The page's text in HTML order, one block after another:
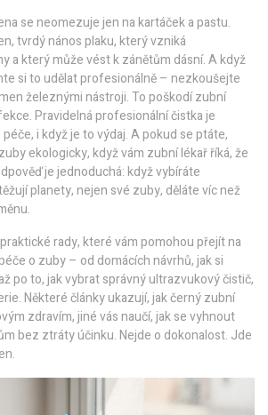
se neomezuje jen na kartáček a pastu.
,tvrdý nános plaku, který vzniká
a který může vést k zánětům dásní. A když
si to udělat profesionálně – nezkoušejte
železnými nástroji. To poškodí zubní
Pravidelná profesionální čistka je
i když je to výdaj. A pokud se ptáte,
ekologicky, když vám zubní lékař říká, že
je jednoduchá: když vybíráte
planety, nejen své zuby, děláte víc než
rady, které vám pomohou přejít na
o zuby – od domácích návrhů, jak si
po to, jak vybrat správný ultrazvukový čistič,
Některé články ukazují, jak černý zubní
zdravím, jiné vás naučí, jak se vyhnout
bez ztráty účinku. Nejde o dokonalost. Jde